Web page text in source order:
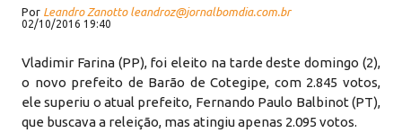
Por Leandro Zanotto leandroz@jornalbomdia.com.br
02/10/2016 19:40
Vladimir Farina (PP), foi eleito na tarde deste domingo (2),
o novo prefeito de Barão de Cotegipe, com 2.845 votos,
ele superiu o atual prefeito, Fernando Paulo Balbinot (PT),
que buscava a releição, mas atingiu apenas 2.095 votos.